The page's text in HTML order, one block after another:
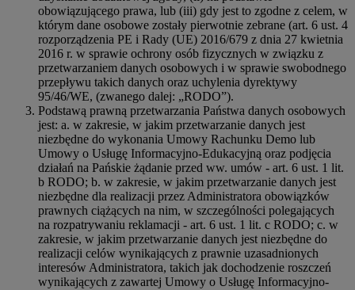
obowiązującego prawa, lub (iii) gdy jest to zgodne z celem, w
którym dane osobowe zostały pierwotnie zebrane (art. 6 ust. 4
rozporządzenia PE i Rady (UE) 2016/679 z dnia 27 kwietnia
2016 r. w sprawie ochrony osób fizycznych w związku z
przetwarzaniem danych osobowych i w sprawie swobodnego
przepływu takich danych oraz uchylenia dyrektywy
95/46/WE, (zwanego dalej: „RODO”).
Podstawą prawną przetwarzania Państwa danych osobowych
jest: a. w zakresie, w jakim przetwarzanie danych jest
niezbędne do wykonania Umowy Rachunku Demo lub
Umowy o Usługę Informacyjno-Edukacyjną oraz podjęcia
działań na Pańskie żądanie przed ww. umów - art. 6 ust. 1 lit.
b RODO; b. w zakresie, w jakim przetwarzanie danych jest
niezbędne dla realizacji przez Administratora obowiązków
prawnych ciążących na nim, w szczególności polegających
na rozpatrywaniu reklamacji - art. 6 ust. 1 lit. c RODO; c. w
zakresie, w jakim przetwarzanie danych jest niezbędne do
realizacji celów wynikających z prawnie uzasadnionych
interesów Administratora, takich jak dochodzenie roszczeń
wynikających z zawartej Umowy o Usługę Informacyjno-